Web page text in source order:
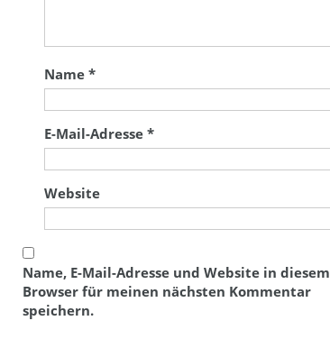
Name*
E-Mail-Adresse*
Website
Name, E-Mail-Adresse und Website in diesem
Browser für meinen nächsten Kommentar
speichern.